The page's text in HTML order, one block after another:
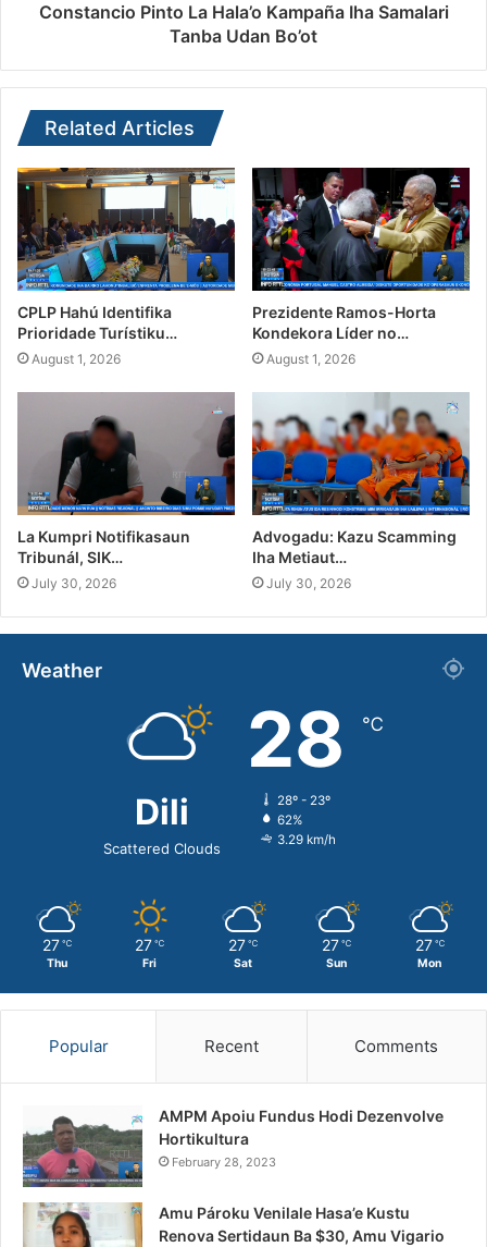
Constancio Pinto La Hala’o Kampaña Iha Samalari
Tanba Udan Bo’ot
Related Articles
CPLP Hahú Identifika
Prioridade Turístiku…
August 1, 2026
Prezidente Ramos-Horta
Kondekora Líder no…
August 1, 2026
La Kumpri Notifikasaun
Tribunál, SIK…
July 30, 2026
Advogadu: Kazu Scamming
Iha Metiaut…
July 30, 2026
Weather
Dili
Scattered Clouds
28 ℃
28º - 23º
62%
3.29 km/h
27 ℃
Thu
27 ℃
Fri
27 ℃
Sat
27 ℃
Sun
27 ℃
Mon
Popular Recent Comments
AMPM Apoiu Fundus Hodi Dezenvolve
Hortikultura
February 28, 2023
Amu Pároku Venilale Hasa’e Kustu
Renova Sertidaun Ba $30, Amu Vigario